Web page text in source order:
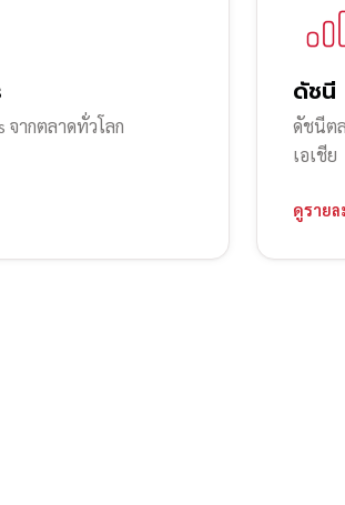
จากตลาดทั่วโลก
ดัชนี
ดัชนีต
เอเชีย
ดูราย